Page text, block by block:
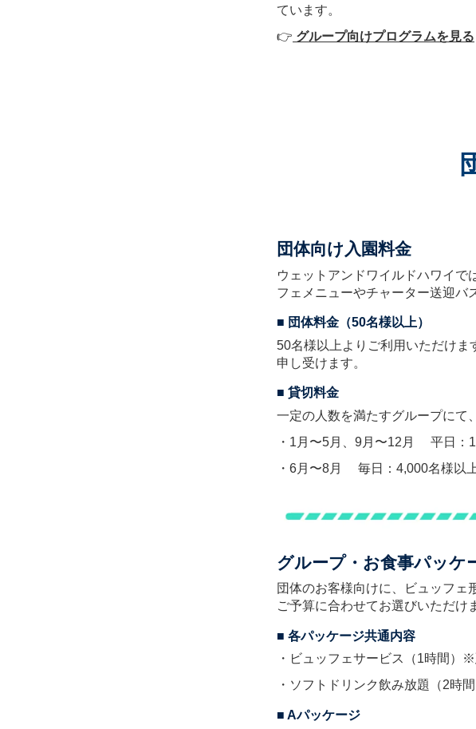
ています。
👉 グループ向けプログラムを見る
団体向け入園料金
ウェットアンドワイルドハワイで
フェメニューやチャーター送迎バ
■ 団体料金（50名様以上）
50名様以上よりご利用いただけま
申し受けます。
■ 貸切料金
一定の人数を満たすグループにて
・1月〜5月、9月〜12月 平日：
・6月〜8月 毎日：4,000名様以
グループ・お食事パッケ
団体のお客様向けに、ビュッフェ
ご予算に合わせてお選びいただけ
■ 各パッケージ共通内容
・ビュッフェサービス（1時間）
・ソフトドリンク飲み放題（2時
■ Aパッケージ